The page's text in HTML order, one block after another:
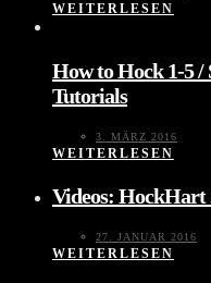
WEITERLESEN
How to Hock 1-5
Tutorials
3. MÄRZ 2016
WEITERLESEN
Videos: HockHart
27. JANUAR 2016
WEITERLESEN